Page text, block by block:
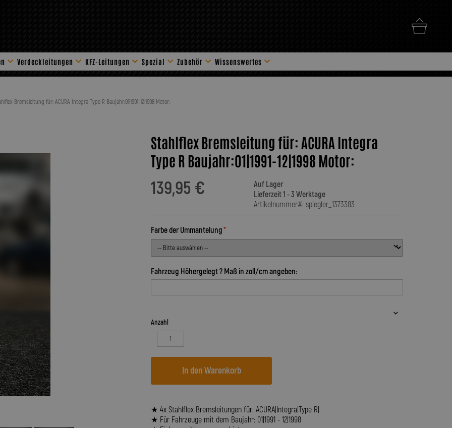
Verdeckleitungen KFZ-Leitungen Spezial Zubehör
Stahlflex Zubehör
Wissenswertes
Bremsleitung für: ACURA Integra Type R Baujahr:01|1991-12|1998 Motor:
Stahlflex Bremsleitung für: ACURA Integra
Type R Baujahr:01|1991-12|1998 Motor:
139,95 €
Auf Lager
Lieferzeit 1 - 3 Werktage
Artikelnummer#: spiegler_1373383
Farbe der Ummantelung
Fahrzeug Höhergelegt ? Maß in zoll/cm angeben:
Anzahl
In den Warenkorb
★ 4x Stahlflex Bremsleitungen für: ACURA|Integra|Type R|
★ Für Fahrzeuge mit dem Baujahr: 01|1991 - 12|1998